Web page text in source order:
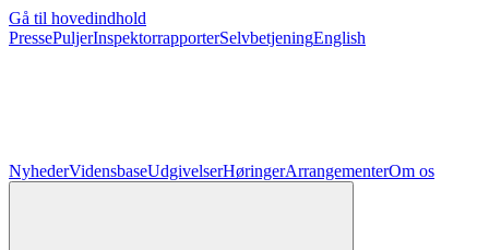
Gå til hovedindhold
PressePuljerInspektorrapporterSelvbetjeningEnglish
NyhederVidensbaseUdgivelserHøringerArrangementerOm os